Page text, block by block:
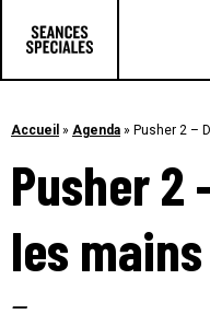
Accueil » Agenda » Pusher 2 –
Pusher 2
les mains
–